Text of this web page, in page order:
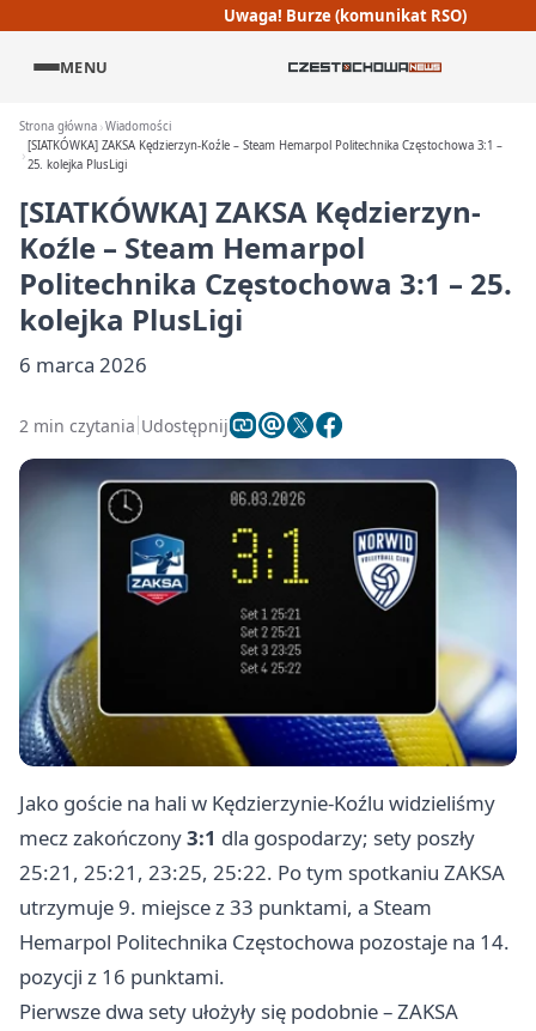
Uwaga! Burze (komunikat RSO)
MENU
Strona główna Wiadomości
[SIATKÓWKA] ZAKSA Kędzierzyn-Koźle – Steam Hemarpol Politechnika Częstochowa 3:1 –
25. kolejka PlusLigi
[SIATKÓWKA] ZAKSA Kędzierzyn-
Koźle – Steam Hemarpol
Politechnika Częstochowa 3:1 – 25.
kolejka PlusLigi
6 marca 2026
2 min czytania Udostępnij
Jako goście na hali w Kędzierzynie-Koźlu widzieliśmy
mecz zakończony3:1 dla gospodarzy; sety poszły
25:21, 25:21, 23:25, 25:22. Po tym spotkaniu ZAKSA
utrzymuje 9. miejsce z 33 punktami, a Steam
Hemarpol Politechnika Częstochowa pozostaje na 14.
pozycji z 16 punktami.
Pierwsze dwa sety ułożyły się podobnie – ZAKSA